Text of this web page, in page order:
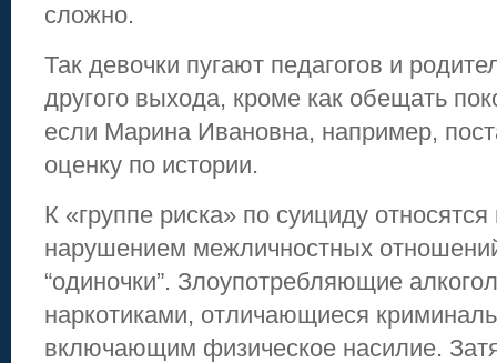
сложно.
Так девочки пугают педагогов и
другого выхода, кроме как обещать
если Марина Ивановна, например,
оценку по истории.
К «группе риска» по суициду относятся
нарушением межличностных
“одиночки”. Злоупотребляющие
наркотиками, отличающиеся
включающим физическое насилие.